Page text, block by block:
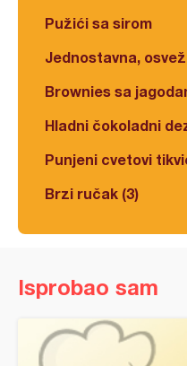
Pužići sa sirom
Jednostavna,
Brownies sa
Hladni čokoladni
Punjeni cvetovi
Brzi ručak (3)
Isprobao sam